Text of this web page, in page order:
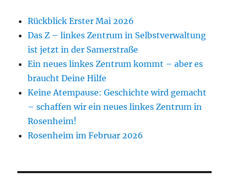
Rückblick Erster Mai 2026
Das Z – linkes Zentrum in Selbstverwaltung
ist jetzt in der Samerstraße
Ein neues linkes Zentrum kommt – aber es
braucht Deine Hilfe
Keine Atempause: Geschichte wird gemacht
– schaffen wir ein neues linkes Zentrum in
Rosenheim!
Rosenheim im Februar 2026